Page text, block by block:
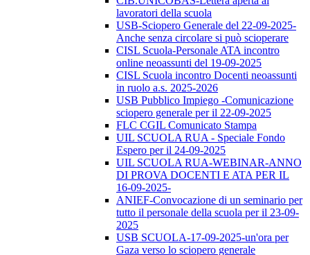
lavoratori della scuola
USB-Sciopero Generale del 22-09-2025-
Anche senza circolare si può scioperare
CISL Scuola-Personale ATA incontro
online neoassunti del 19-09-2025
CISL Scuola incontro Docenti neoassunti
in ruolo a.s. 2025-2026
USB Pubblico Impiego -Comunicazione
sciopero generale per il 22-09-2025
FLC CGIL Comunicato Stampa
UIL SCUOLA RUA - Speciale Fondo
Espero per il 24-09-2025
UIL SCUOLA RUA-WEBINAR-ANNO
DI PROVA DOCENTI E ATA PER IL
16-09-2025-
ANIEF-Convocazione di un seminario per
tutto il personale della scuola per il 23-09-
2025
USB SCUOLA-17-09-2025-un'ora per
Gaza verso lo sciopero generale